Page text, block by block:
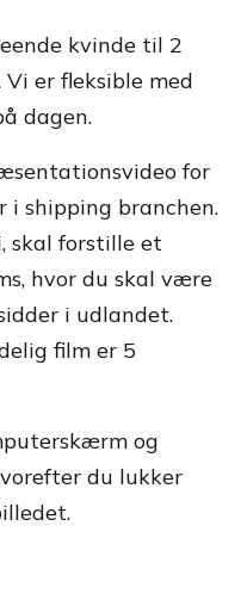
kvinde til 2
er fleksible med
dagen.
for
i shipping branchen.
skal forstille et
hvor du skal være
i udlandet.
film er 5
og
du lukker